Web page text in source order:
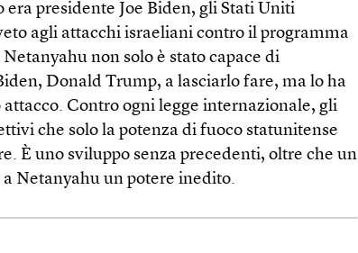
era presidente Joe Biden, gli Stati Uniti
agli attacchi israeliani contro il programma
non solo è stato capace di
Donald Trump, a lasciarlo fare, ma lo ha
Contro ogni legge internazionale, gli
che solo la potenza di fuoco statunitense
È uno sviluppo senza precedenti, oltre che un
Netanyahu un potere inedito.